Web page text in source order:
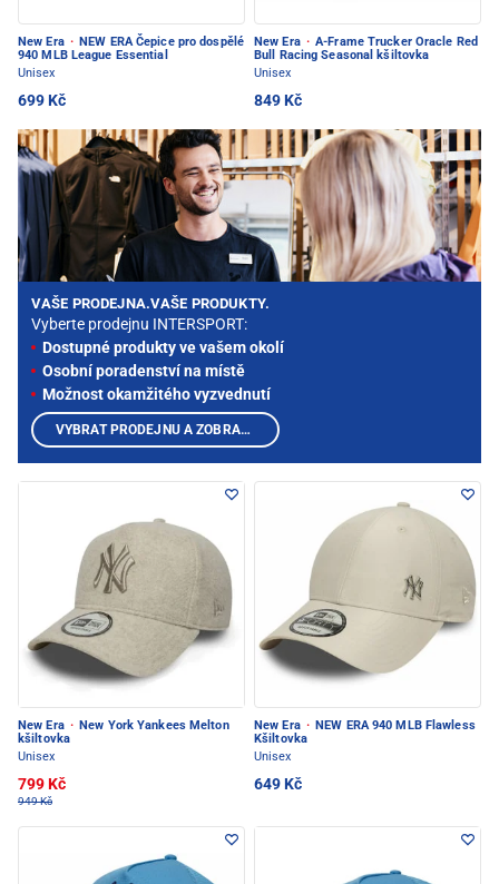
New Era · NEW ERA Čepice pro dospělé
940 MLB League Essential
Unisex
699 Kč
New Era · A-Frame Trucker Oracle Red
Bull Racing Seasonal kšiltovka
Unisex
849 Kč
New Era · New York Yankees Melton
kšiltovka
Unisex
799 Kč
949 Kč
New Era · NEW ERA 940 MLB Flawless
Kšiltovka
Unisex
649 Kč
VAŠE PRODEJNA.VAŠE PRODUKTY.
Vyberte prodejnu INTERSPORT:
Dostupné produkty ve vašem okolí
Osobní poradenství na místě
Možnost okamžitého vyzvednutí
VYBRAT PRODEJNU A ZOBRAZIT PRODUKTY